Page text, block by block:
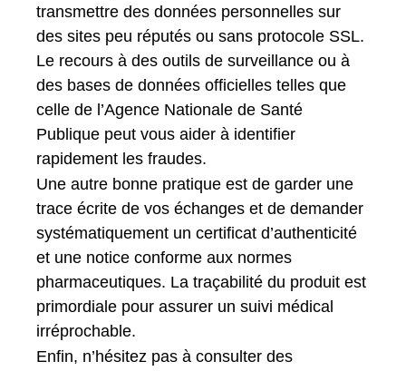
transmettre des données personnelles sur
des sites peu réputés ou sans protocole SSL.
Le recours à des outils de surveillance ou à
des bases de données officielles telles que
celle de l’Agence Nationale de Santé
Publique peut vous aider à identifier
rapidement les fraudes.
Une autre bonne pratique est de garder une
trace écrite de vos échanges et de demander
systématiquement un certificat d’authenticité
et une notice conforme aux normes
pharmaceutiques. La traçabilité du produit est
primordiale pour assurer un suivi médical
irréprochable.
Enfin, n’hésitez pas à consulter des